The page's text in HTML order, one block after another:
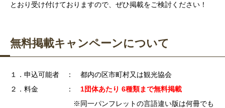
とおり受け付けておりますので、ぜひ掲載をご検討ください！
無料掲載キャンペーンについて
１ ．申込可能者 ： 都内の区市町村又は観光協会
２． 料金 ： 1団体あたり 6種類まで無料掲載
※同一パンフレットの言語違い版は何冊でも